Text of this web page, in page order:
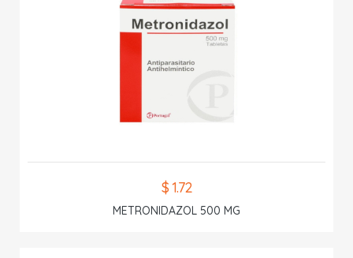
$ 1.72
METRONIDAZOL 500 MG